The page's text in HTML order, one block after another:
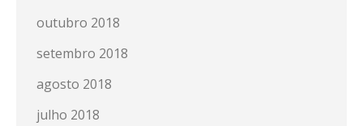
outubro 2018
setembro 2018
agosto 2018
julho 2018